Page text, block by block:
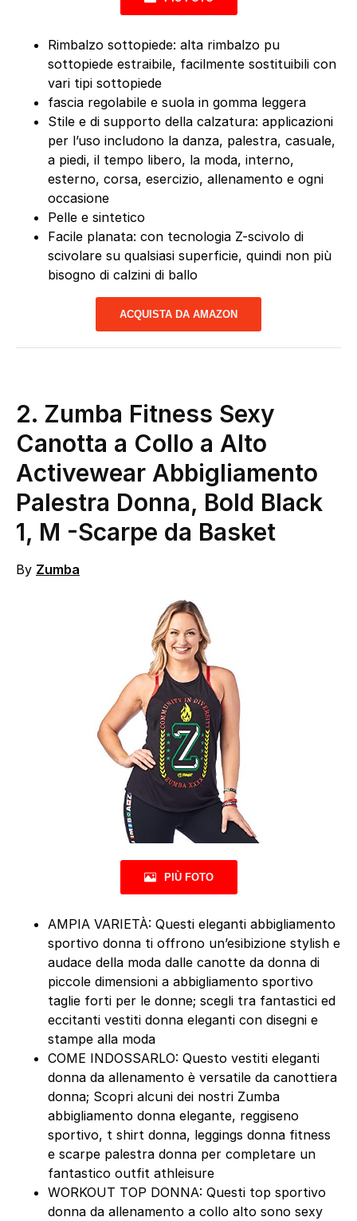
Rimbalzo sottopiede: alta rimbalzo pu
sottopiede estraibile, facilmente sostituibili con
vari tipi sottopiede
fascia regolabile e suola in gomma leggera
Stile e di supporto della calzatura: applicazioni
per l’uso includono la danza, palestra, casuale,
a piedi, il tempo libero, la moda, interno,
esterno, corsa, esercizio, allenamento e ogni
occasione
Pelle e sintetico
Facile planata: con tecnologia Z-scivolo di
scivolare su qualsiasi superficie, quindi non più
bisogno di calzini di ballo
ACQUISTA DA AMAZON
2. Zumba Fitness Sexy
Canotta a Collo a Alto
Activewear Abbigliamento
Palestra Donna, Bold Black
1, M -Scarpe da Basket
By Zumba
PIÙ FOTO
AMPIA VARIETÀ: Questi eleganti abbigliamento
sportivo donna ti offrono un’esibizione stylish e
audace della moda dalle canotte da donna di
piccole dimensioni a abbigliamento sportivo
taglie forti per le donne; scegli tra fantastici ed
eccitanti vestiti donna eleganti con disegni e
stampe alla moda
COME INDOSSARLO: Questo vestiti eleganti
donna da allenamento è versatile da canottiera
donna; Scopri alcuni dei nostri Zumba
abbigliamento donna elegante, reggiseno
sportivo, t shirt donna, leggings donna fitness
e scarpe palestra donna per completare un
fantastico outfit athleisure
WORKOUT TOP DONNA: Questi top sportivo
donna da allenamento a collo alto sono sexy